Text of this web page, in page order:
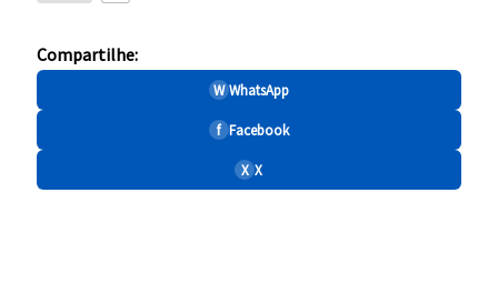
Compartilhe:
W WhatsApp
f Facebook
X X